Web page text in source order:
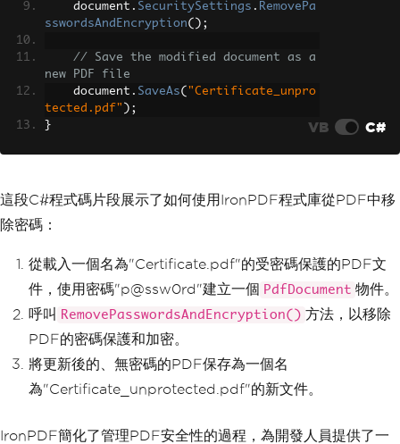
    document
. SecuritySettings . RemovePa
sswordsAndEncryption();
// Save the modified document as a
new PDF file
    document
. SaveAs( "Certificate_unpro
tected.pdf" );
}
VB C#
這段C#程式碼片段展示了如何使用IronPDF程式庫從PDF中移
除密碼：
從載入一個名為"Certificate.pdf"的受密碼保護的PDF文
件，使用密碼"p@ssw0rd"建立一個 PdfDocument 物件。
呼叫 RemovePasswordsAndEncryption() 方法，以移除
PDF的密碼保護和加密。
將更新後的、無密碼的PDF保存為一個名
為"Certificate_unprotected.pdf"的新文件。
IronPDF簡化了管理PDF安全性的過程，為開發人員提供了一